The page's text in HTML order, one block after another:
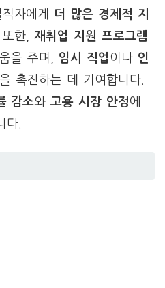
자에게 더 많은 경제적 지
또한,재취업 지원 프로그램
을 주며, 임시 직업 이나 인
을 촉진하는 데 기여합니다.
감소와고용 시장 안정에
다.